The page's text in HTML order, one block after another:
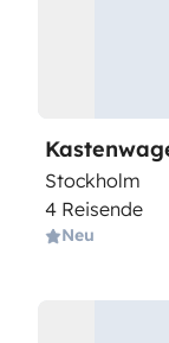
Stockholm
4 Reisende
Neu